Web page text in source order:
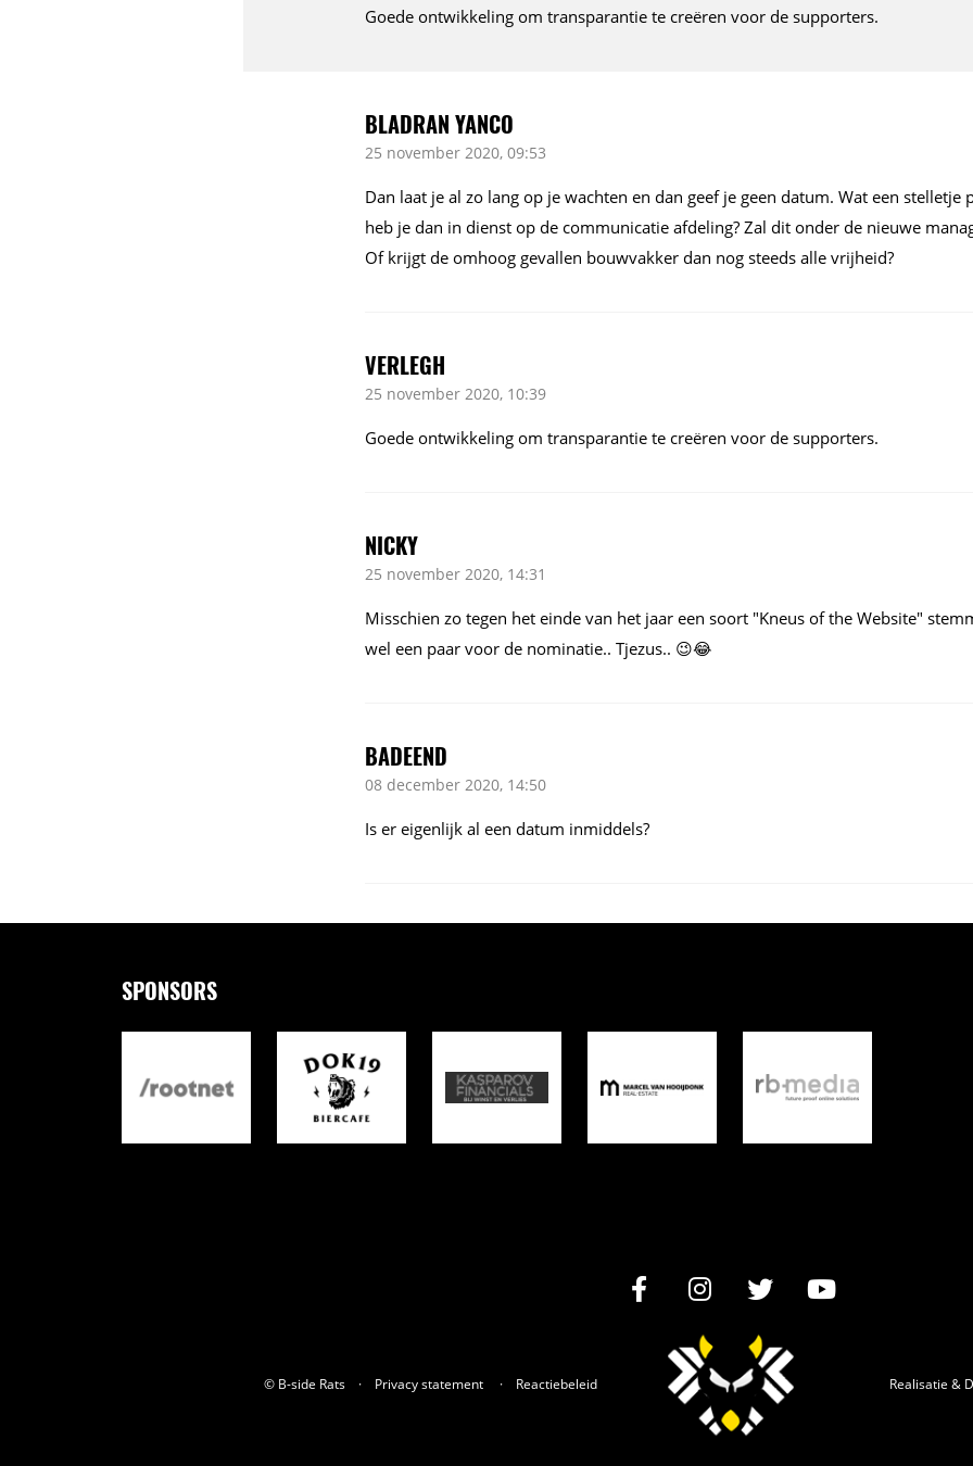
Goede ontwikkeling om transparantie te creëren voor de supporters.
BLADRAN YANCO
25 november 2020, 09:53
Dan laat je al zo lang op je wachten en dan geef je geen datum. Wat een stelletje
heb je dan in dienst op de communicatie afdeling? Zal dit onder de nieuwe
Of krijgt de omhoog gevallen bouwvakker dan nog steeds alle vrijheid?
VERLEGH
25 november 2020, 10:39
Goede ontwikkeling om transparantie te creëren voor de supporters.
NICKY
25 november 2020, 14:31
Misschien zo tegen het einde van het jaar een soort "Kneus of the Website"
wel een paar voor de nominatie.. Tjezus.. 😉😂
BADEEND
08 december 2020, 14:50
Is er eigenlijk al een datum inmiddels?
SPONSORS
© B-side Rats Privacy statement Reactiebeleid Realisatie &